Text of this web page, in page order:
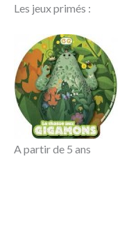
Les jeux primés :
A partir de 5 ans